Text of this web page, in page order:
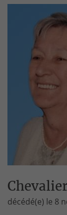
décédé(e) le 8